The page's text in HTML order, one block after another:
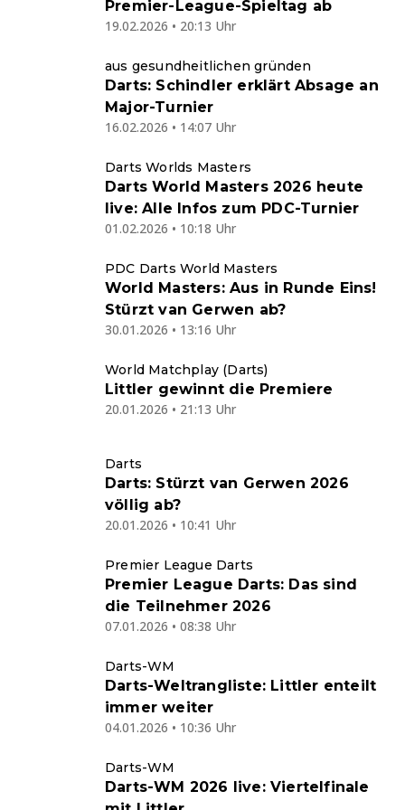
Premier-League-Spieltag ab
19.02.2026 • 20:13 Uhr
aus gesundheitlichen gründen
Darts: Schindler erklärt Absage an
Major-Turnier
16.02.2026 • 14:07 Uhr
Darts Worlds Masters
Darts World Masters 2026 heute
live: Alle Infos zum PDC-Turnier
01.02.2026 • 10:18 Uhr
PDC Darts World Masters
World Masters: Aus in Runde Eins!
Stürzt van Gerwen ab?
30.01.2026 • 13:16 Uhr
World Matchplay (Darts)
Littler gewinnt die Premiere
20.01.2026 • 21:13 Uhr
Darts
Darts: Stürzt van Gerwen 2026
völlig ab?
20.01.2026 • 10:41 Uhr
Premier League Darts
Premier League Darts: Das sind
die Teilnehmer 2026
07.01.2026 • 08:38 Uhr
Darts-WM
Darts-Weltrangliste: Littler enteilt
immer weiter
04.01.2026 • 10:36 Uhr
Darts-WM
Darts-WM 2026 live: Viertelfinale